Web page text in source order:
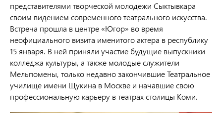
представителями творческой молодежи Сыктывкара
своим видением современного театрального искусства.
Встреча прошла в центре «Югор» во время
неофициального визита именитого актера в республику
15 января. В ней приняли участие будущие выпускники
колледжа культуры, а также молодые служители
Мельпомены, только недавно закончившие Театральное
училище имени Щукина в Москве и начавшие свою
профессиональную карьеру в театрах столицы Коми.